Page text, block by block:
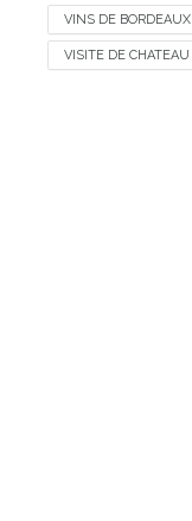
VINS DE BORDEAUX
VISITE DE CHATEAU